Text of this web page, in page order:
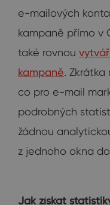
e-mailových
kampaně přímo v
také rovnou
kampaně. Zkrátka
co pro e-mail
podrobných
žádnou
z jednoho okna
Jak získat